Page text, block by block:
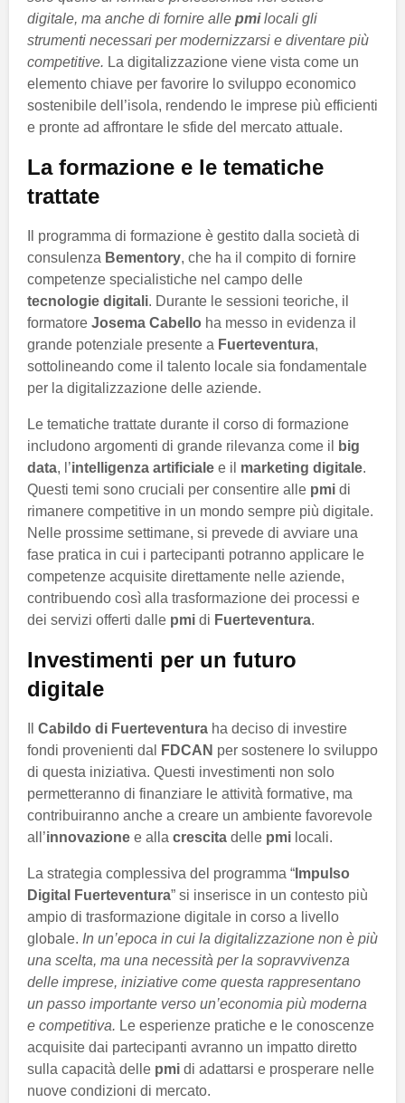
digitale, ma anche di fornire alle pmilocali gli
strumenti necessari per modernizzarsi e diventare più
competitive. La digitalizzazione viene vista come un
elemento chiave per favorire lo sviluppo economico
sostenibile dell’isola, rendendo le imprese più efficienti
e pronte ad affrontare le sfide del mercato attuale.
La formazione e le tematiche
trattate
Il programma di formazione è gestito dalla società di
consulenza Bementory, che ha il compito di fornire
competenze specialistiche nel campo delle
tecnologie digitali. Durante le sessioni teoriche, il
formatore Josema Cabello ha messo in evidenza il
grande potenziale presente a Fuerteventura,
sottolineando come il talento locale sia fondamentale
per la digitalizzazione delle aziende.
Le tematiche trattate durante il corso di formazione
includono argomenti di grande rilevanza come il
big
data, l’intelligenza artificiale e il marketing digitale.
Questi temi sono cruciali per consentire alle pmi di
rimanere competitive in un mondo sempre più digitale.
Nelle prossime settimane, si prevede di avviare una
fase pratica in cui i partecipanti potranno applicare le
competenze acquisite direttamente nelle aziende,
contribuendo così alla trasformazione dei processi e
dei servizi offerti dalle pmi di Fuerteventura.
Investimenti per un futuro
digitale
Cabildo di Fuerteventura ha deciso di investire
fondi provenienti dal
FDCAN per sostenere lo sviluppo
di questa iniziativa. Questi investimenti non solo
permetteranno di finanziare le attività formative, ma
contribuiranno anche a creare un ambiente favorevole
all’innovazione e alla crescita delle pmi locali.
La strategia complessiva del programma “ Impulso
Digital Fuerteventura” si inserisce in un contesto più
ampio di trasformazione digitale in corso a livello
globale. In un’epoca in cui la digitalizzazione non è più
una scelta, ma una necessità per la sopravvivenza
delle imprese, iniziative come questa rappresentano
un passo importante verso un’economia più moderna
e competitiva. Le esperienze pratiche e le conoscenze
acquisite dai partecipanti avranno un impatto diretto
sulla capacità delle pmi di adattarsi e prosperare nelle
nuove condizioni di mercato.